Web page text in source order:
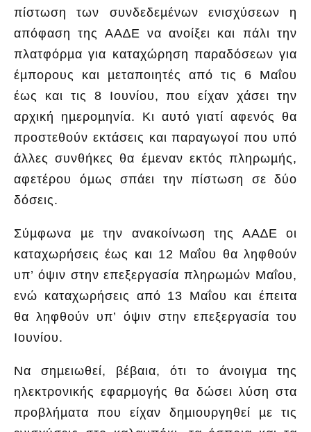
πίστωση των συνδεδεµένων ενισχύσεων η
απόφαση της ΑΑ∆Ε να ανοίξει και πάλι την
πλατφόρµα για καταχώρηση παραδόσεων για
έµπορους και µεταποιητές από τις 6 Μαΐου
έως και τις 8 Ιουνίου, που είχαν χάσει την
αρχική ηµεροµηνία. Κι αυτό γιατί αφενός θα
προστεθούν εκτάσεις και παραγωγοί που υπό
άλλες συνθήκες θα έµεναν εκτός πληρωµής,
αφετέρου όµως σπάει την πίστωση σε δύο
δόσεις.
Σύµφωνα µε την ανακοίνωση της ΑΑ∆Ε οι
καταχωρήσεις έως και 12 Μαΐου θα ληφθούν
υπ’ όψιν στην επεξεργασία πληρωµών Μαΐου,
ενώ καταχωρήσεις από 13 Μαΐου και έπειτα
θα ληφθούν υπ’ όψιν στην επεξεργασία του
Ιουνίου.
Να σηµειωθεί, βέβαια, ότι το άνοιγµα της
ηλεκτρονικής εφαρµογής θα δώσει λύση στα
προβλήµατα που είχαν δηµιουργηθεί µε τις